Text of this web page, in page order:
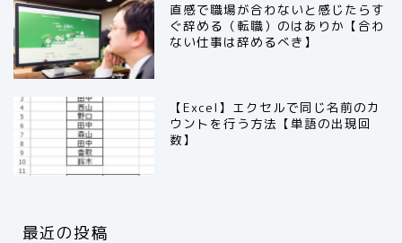
直感で職場が合わないと感じたらす
ぐ辞める（転職）のはありか【合わ
ない仕事は辞めるべき】
【Excel】エクセルで同じ名前のカ
ウントを行う方法【単語の出現回
数】
最近の投稿